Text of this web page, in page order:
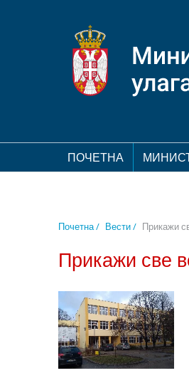
ПОЧЕТНА
Почетна / Вести / Прикажи
Прикажи све